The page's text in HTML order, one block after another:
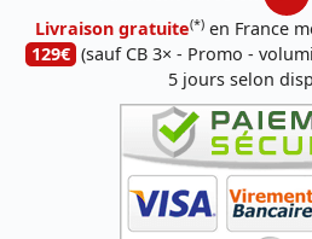
Livraison gratuite(*) en France
129€ (sauf CB 3× - Promo -
5 jours selon